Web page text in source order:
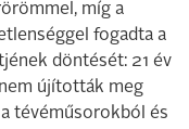
míg a
fogadta a
döntését: 21 év
újították meg
tévéműsorokból és